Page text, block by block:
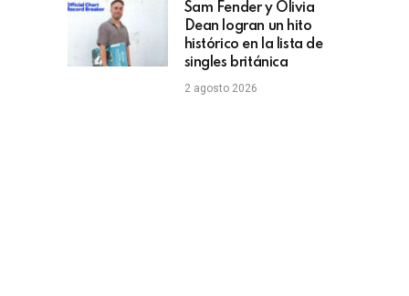
Sam Fender y Olivia
Dean logran un hito
histórico en la lista de
singles británica
2 agosto 2026